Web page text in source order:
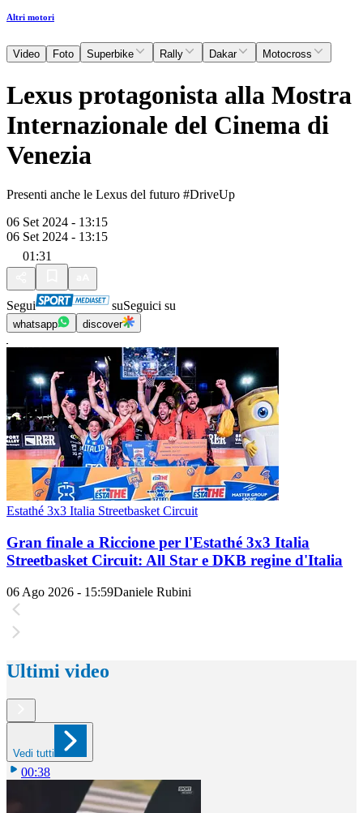
Altri motori
Video Foto Superbike Rally Dakar Motocross
Lexus protagonista alla Mostra
Internazionale del Cinema di
Venezia
Presenti anche le Lexus del futuro #DriveUp
06 Set 2024 - 13:15
06 Set 2024 - 13:15
01:31
Segui suSeguici su
whatsapp discover
Estathé 3x3 Italia Streetbasket Circuit
Gran finale a Riccione per l'Estathé 3x3 Italia
Streetbasket Circuit: All Star e DKB regine d'Italia
06 Ago 2026 - 15:59Daniele Rubini
Ultimi video
Vedi tutti
00:38